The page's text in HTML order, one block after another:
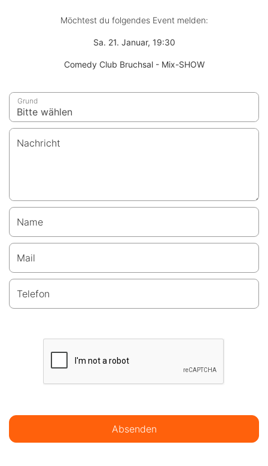
Möchtest du folgendes Event melden:
Sa. 21. Januar, 19:30
Comedy Club Bruchsal - Mix-SHOW
Grund
Nachricht
Name
Mail
Telefon
Absenden